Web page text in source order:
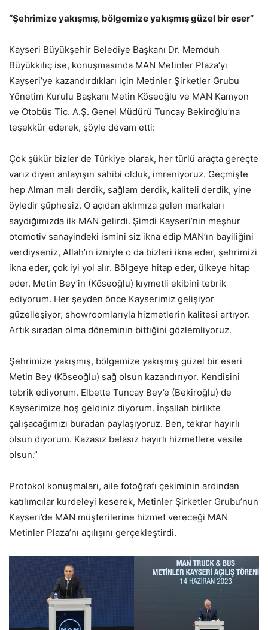
“Şehrimize yakışmış, bölgemize yakışmış güzel bir eser”
Kayseri Büyükşehir Belediye Başkanı Dr. Memduh
Büyükkılıç ise, konuşmasında MAN Metinler Plaza’yı
Kayseri’ye kazandırdıkları için Metinler Şirketler Grubu
Yönetim Kurulu Başkanı Metin Köseoğlu ve MAN Kamyon
ve Otobüs Tic. A.Ş. Genel Müdürü Tuncay Bekiroğlu’na
teşekkür ederek, şöyle devam etti:
Çok şükür bizler de Türkiye olarak, her türlü araçta gereçte
varız diyen anlayışın sahibi olduk, imreniyoruz. Geçmişte
hep Alman malı derdik, sağlam derdik, kaliteli derdik, yine
öyledir şüphesiz. O açıdan aklımıza gelen markaları
saydığımızda ilk MAN gelirdi. Şimdi Kayseri’nin meşhur
otomotiv sanayindeki ismini siz ikna edip MAN’ın bayiliğini
verdiyseniz, Allah’ın izniyle o da bizleri ikna eder, şehrimizi
ikna eder, çok iyi yol alır. Bölgeye hitap eder, ülkeye hitap
eder. Metin Bey’in (Köseoğlu) kıymetli ekibini tebrik
ediyorum. Her şeyden önce Kayserimiz gelişiyor
güzelleşiyor, showroomlarıyla hizmetlerin kalitesi artıyor.
Artık sıradan olma döneminin bittiğini gözlemliyoruz.
Şehrimize yakışmış, bölgemize yakışmış güzel bir eseri
Metin Bey (Köseoğlu) sağ olsun kazandırıyor. Kendisini
tebrik ediyorum. Elbette Tuncay Bey’e (Bekiroğlu) de
Kayserimize hoş geldiniz diyorum. İnşallah birlikte
çalışacağımızı buradan paylaşıyoruz. Ben, tekrar hayırlı
olsun diyorum. Kazasız belasız hayırlı hizmetlere vesile
olsun.”
Protokol konuşmaları, aile fotoğrafı çekiminin ardından
katılımcılar kurdeleyi keserek, Metinler Şirketler Grubu’nun
Kayseri’de MAN müşterilerine hizmet vereceği MAN
Metinler Plaza’nı açılışını gerçekleştirdi.